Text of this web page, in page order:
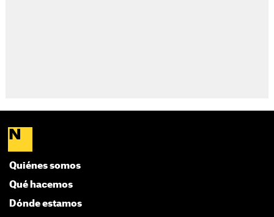
Quiénes somos
Qué hacemos
Dónde estamos